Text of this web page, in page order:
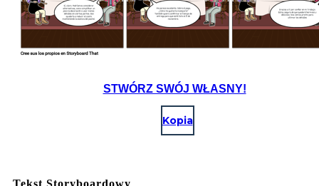
STWÓRZ SWÓJ WŁASNY!
Kopia
Tekst Storyboardowy